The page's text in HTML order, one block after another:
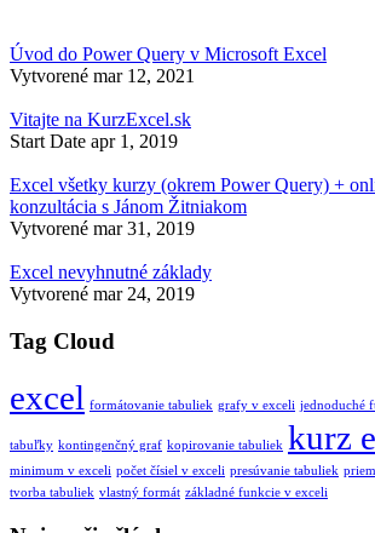
Úvod do Power Query v Microsoft Excel
Vytvorené mar 12, 2021
Vitajte na KurzExcel.sk
Start Date apr 1, 2019
Excel všetky kurzy (okrem Power Query) +
konzultácia s Jánom Žitniakom
Vytvorené mar 31, 2019
Excel nevyhnutné základy
Vytvorené mar 24, 2019
Tag Cloud
excel formátovanie tabuliek grafy v exceli jednoduché
tabuľky kontingenčný graf kopirovanie tabuliek kurz
minimum v exceli počet čísiel v exceli presúvanie tabuliek
tvorba tabuliek vlastný formát základné funkcie v exceli